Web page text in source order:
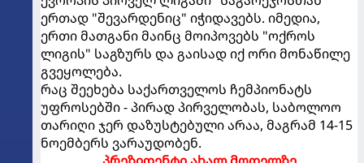
ერთად "შევარდენიც" იჭიდავებს. იმედია,
ერთი მათგანი მაინც მოიპოვებს "ოქროს
ლიგის" საგზურს და გაისად იქ ორი მონაწილე
გვეყოლება.
რაც შეეხება საქართველოს ჩემპიონატს
უფროსებში - პირად პირველობას, საბოლოო
თარიღი ჯერ დაზუსტებული არაა, მაგრამ 14-15
ნოემბერს ვარაუდობენ.